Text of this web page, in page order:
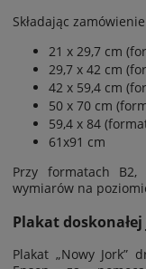
Składając
21 x 29,7 cm
29,7 x 42 cm
42 x 59,4 cm
50 x 70 cm
59,4 x 84
61x91 cm
Przy formatach
wymiarów na
Plakat
Plakat „Nowy Jork”